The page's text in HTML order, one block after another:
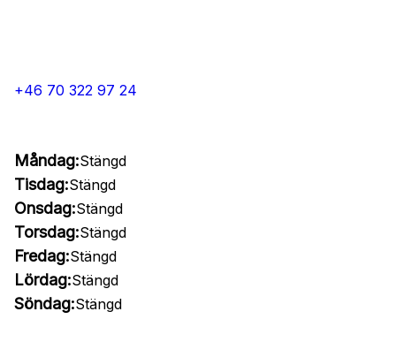
+46 70 322 97 24
Måndag:Stängd
Tisdag:Stängd
Onsdag:Stängd
Torsdag:Stängd
Fredag:Stängd
Lördag:Stängd
Söndag:Stängd